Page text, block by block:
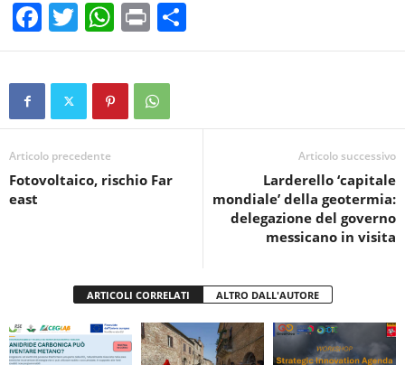
F
a
c
b
o
o
T
wi
tt
W
h
at
s
A
p
Pr
in
t
o
vi
Articolo precedente
Fotovoltaico, rischio Far
east
Articolo successivo
Larderello ‘capitale
mondiale’ della geotermia:
delegazione del governo
messicano in visita
ARTICOLI CORRELATI ALTRO DALL'AUTORE